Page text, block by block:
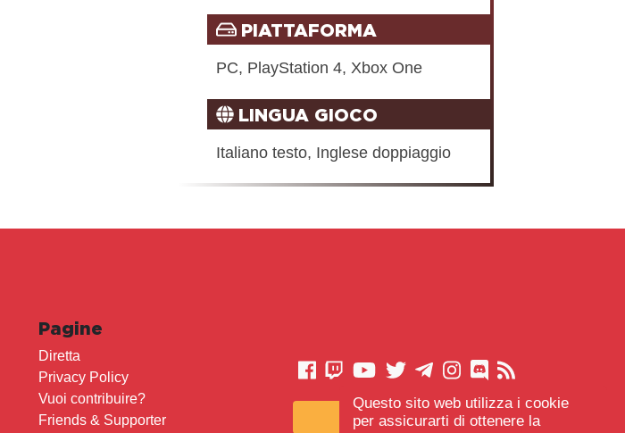
Questo sito web utilizza i cookie
per assicurarti di ottenere la
PIATTAFORMA
PC, PlayStation 4, Xbox One
LINGUA GIOCO
Italiano testo, Inglese doppiaggio
Pagine
Diretta
Privacy Policy
Vuoi contribuire?
Friends & Supporter
CONTATTACI